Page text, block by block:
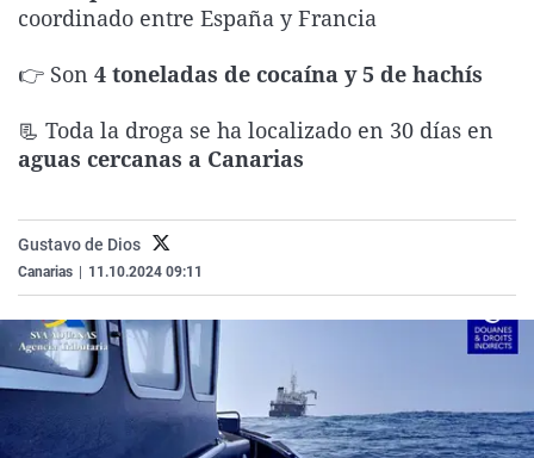
La rosa de los vientos
Gente viajera
Caso
Retornados
Operación Viuda
Extremadura
Galicia
Navarra
Virales
Televisión
coordinado entre España y Francia
👉 Son 4 toneladas de cocaína y 5 de hachís
📃 Toda la droga se ha localizado en 30 días en
aguas cercanas a Canarias
Gustavo de Dios
Canarias 11.10.2024 09:11